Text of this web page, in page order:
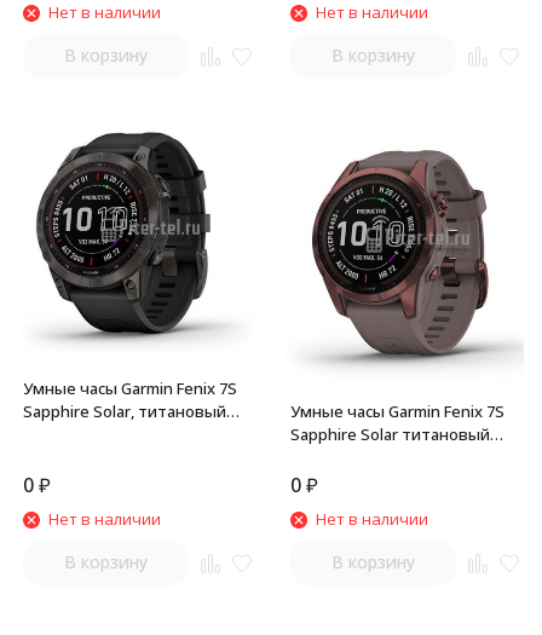
Нет в наличии
В корзину
Нет в наличии
В корзину
Умные часы Garmin Fenix 7S
Sapphire Solar, титановый
0₽
Нет в наличии
В корзину
Умные часы Garmin Fenix 7S
Sapphire Solar титановый
сланцево-серым
0₽
Нет в наличии
В корзину